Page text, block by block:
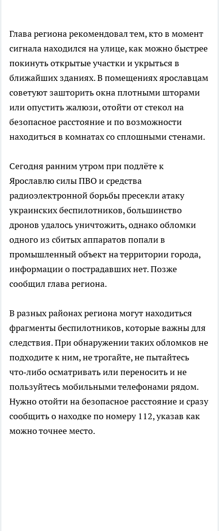
Глава региона рекомендовал тем, кто в момент
сигнала находился на улице, как можно быстрее
покинуть открытые участки и укрыться в
ближайших зданиях. В помещениях ярославцам
советуют зашторить окна плотными шторами
или опустить жалюзи, отойти от стекол на
безопасное расстояние и по возможности
находиться в комнатах со сплошными стенами.
Сегодня ранним утром при подлёте к
Ярославлю силы ПВО и средства
радиоэлектронной борьбы пресекли атаку
украинских беспилотников, большинство
дронов удалось уничтожить, однако обломки
одного из сбитых аппаратов попали в
промышленный объект на территории города,
информации о пострадавших нет. Позже
сообщил глава региона.
В разных районах региона могут находиться
фрагменты беспилотников, которые важны для
следствия. При обнаружении таких обломков не
подходите к ним, не трогайте, не пытайтесь
что‑либо осматривать или переносить и не
пользуйтесь мобильными телефонами рядом.
Нужно отойти на безопасное расстояние и сразу
сообщить о находке по номеру 112, указав как
можно точнее место.